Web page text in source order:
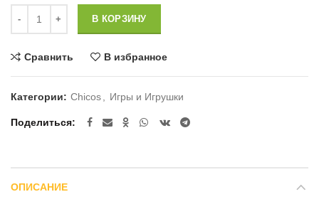
В КОРЗИНУ
Сравнить В избранное
Категории: Chicos Игры и Игрушки
Поделиться
ОПИСАНИЕ